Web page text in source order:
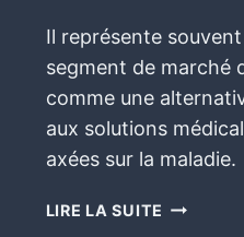
Il représente
segment de marché
comme une
aux solutions
axées sur la maladie.
LIRE LA SUITE